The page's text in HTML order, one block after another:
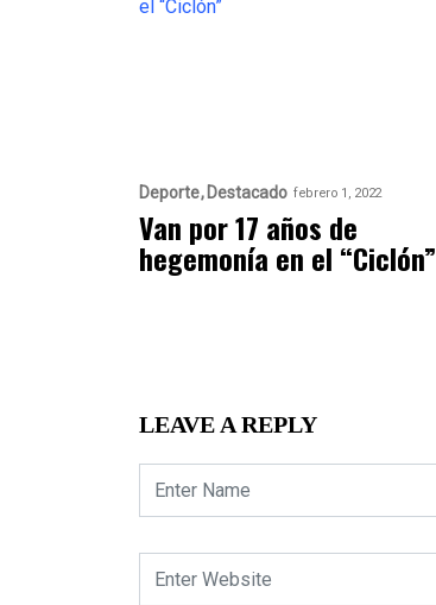
Deporte Destacado febrero 1, 2022
Van por 17 años de
hegemonía en el “Ciclón”
LEAVE A REPLY